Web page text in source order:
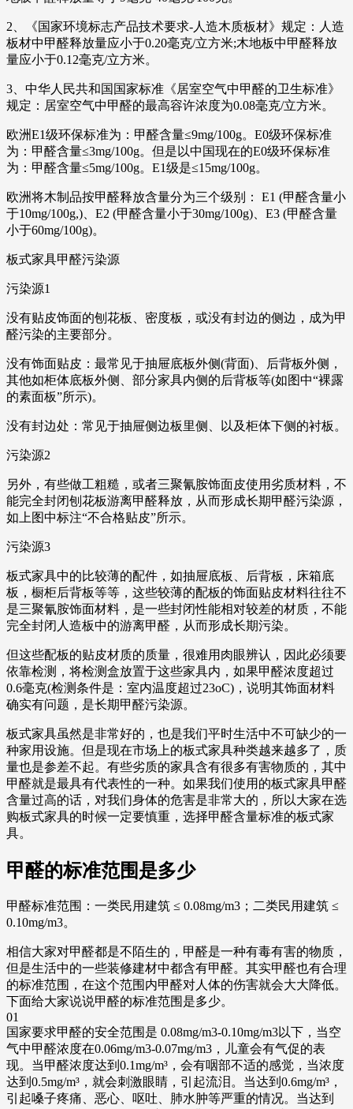
2、《国家环境标志产品技术要求-人造木质板材》规定：人造
板材中甲醛释放量应小于0.20毫克/立方米;木地板中甲醛释放
量应小于0.12毫克/立方米。
3、中华人民共和国国家标准《居室空气中甲醛的卫生标准》
规定：居室空气中甲醛的最高容许浓度为0.08毫克/立方米。
欧洲E1级环保标准为：甲醛含量≤9mg/100g。E0级环保标准
为：甲醛含量≤3mg/100g。但是以中国现在的E0级环保标准
为：甲醛含量≤5mg/100g。E1级是≤15mg/100g。
欧洲将木制品按甲醛释放含量分为三个级别： E1 (甲醛含量小
于10mg/100g,)、E2 (甲醛含量小于30mg/100g)、E3 (甲醛含量
小于60mg/100g)。
板式家具甲醛污染源
污染源1
没有贴皮饰面的刨花板、密度板，或没有封边的侧边，成为甲
醛污染的主要部分。
没有饰面贴皮：最常见于抽屉底板外侧(背面)、后背板外侧，
其他如柜体底板外侧、部分家具内侧的后背板等(如图中“裸露
的素面板”所示)。
没有封边处：常见于抽屉侧边板里侧、以及柜体下侧的衬板。
污染源2
另外，有些做工粗糙，或者三聚氰胺饰面皮使用劣质材料，不
能完全封闭刨花板游离甲醛释放，从而形成长期甲醛污染源，
如上图中标注“不合格贴皮”所示。
污染源3
板式家具中的比较薄的配件，如抽屉底板、后背板，床箱底
板，橱柜后背板等等，这些较薄的配板的饰面贴皮材料往往不
是三聚氰胺饰面材料，是一些封闭性能相对较差的材质，不能
完全封闭人造板中的游离甲醛，从而形成长期污染。
但这些配板的贴皮材质的质量，很难用肉眼辨认，因此必须要
依靠检测，将检测盒放置于这些家具内，如果甲醛浓度超过
0.6毫克(检测条件是：室内温度超过23oC)，说明其饰面材料
确实有问题，是长期甲醛污染源。
板式家具虽然是非常好的，也是我们平时生活中不可缺少的一
种家用设施。但是现在市场上的板式家具种类越来越多了，质
量也是参差不起。有些劣质的家具含有很多有害物质的，其中
甲醛就是最具有代表性的一种。如果我们使用的板式家具甲醛
含量过高的话，对我们身体的危害是非常大的，所以大家在选
购板式家具的时候一定要慎重，选择甲醛含量标准的板式家
具。
甲醛的标准范围是多少
甲醛标准范围：一类民用建筑 ≤ 0.08mg/m3；二类民用建筑 ≤
0.10mg/m3。
相信大家对甲醛都是不陌生的，甲醛是一种有毒有害的物质，
但是生活中的一些装修建材中都含有甲醛。其实甲醛也有合理
的标准范围，在这个范围内甲醛对人体的伤害就会大大降低。
下面给大家说说甲醛的标准范围是多少。
01
国家要求甲醛的安全范围是 0.08mg/m3-0.10mg/m3以下，当空
气中甲醛浓度在0.06mg/m3-0.07mg/m3，儿童会有气促的表
现。当甲醛浓度达到0.1mg/m³，会有咽部不适的感觉，当浓度
达到0.5mg/m³，就会刺激眼睛，引起流泪。当达到0.6mg/m³，
引起嗓子疼痛、恶心、呕吐、肺水肿等严重的情况。当达到